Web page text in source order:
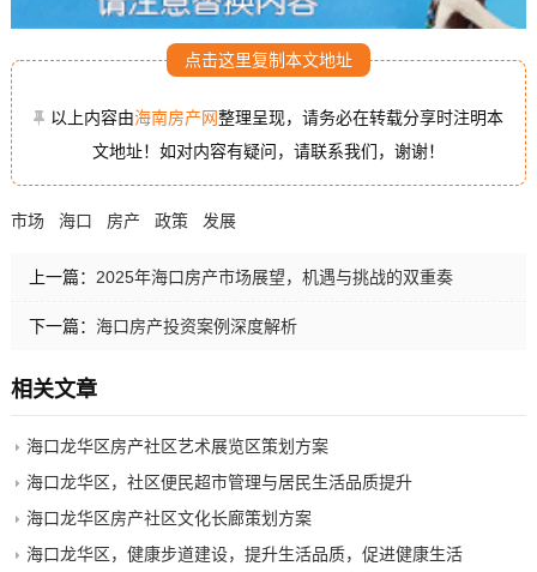
点击这里复制本文地址
以上内容由海南房产网整理呈现，请务必在转载分享时注明本
文地址！如对内容有疑问，请联系我们，谢谢！
市场 海口 房产 政策 发展
上一篇： 2025年海口房产市场展望，机遇与挑战的双重奏
下一篇： 海口房产投资案例深度解析
相关文章
海口龙华区房产社区艺术展览区策划方案
海口龙华区，社区便民超市管理与居民生活品质提升
海口龙华区房产社区文化长廊策划方案
海口龙华区，健康步道建设，提升生活品质，促进健康生活